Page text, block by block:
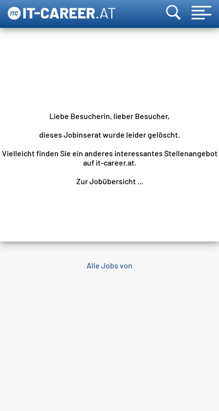
Liebe Besucherin, lieber Besucher,
dieses Jobinserat wurde leider gelöscht.
Vielleicht finden Sie ein anderes interessantes Stellenangebot
auf it-career.at.
Zur Jobübersicht ...
Alle Jobs von